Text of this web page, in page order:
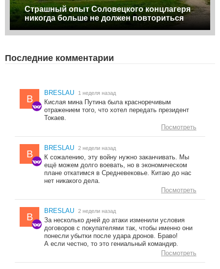
Страшный опыт Соловецкого концлагеря
никогда больше не должен повториться
Последние комментарии
B
BRESLAU 1 неделя назад
Кислая мина Путина была красноречивым
отражением того, что хотел передать президент
Токаев.
Посмотреть
B
BRESLAU 2 недели назад
К сожалению, эту войну нужно заканчивать. Мы
ещё можем долго воевать, но в экономическом
плане откатимся в Средневековье. Китаю до нас
нет никакого дела.
Посмотреть
B
BRESLAU 2 недели назад
За несколько дней до атаки изменили условия
договоров с покупателями так, чтобы именно они
понесли убытки после удара дронов. Браво!
А если честно, то это гениальный командир.
Посмотреть